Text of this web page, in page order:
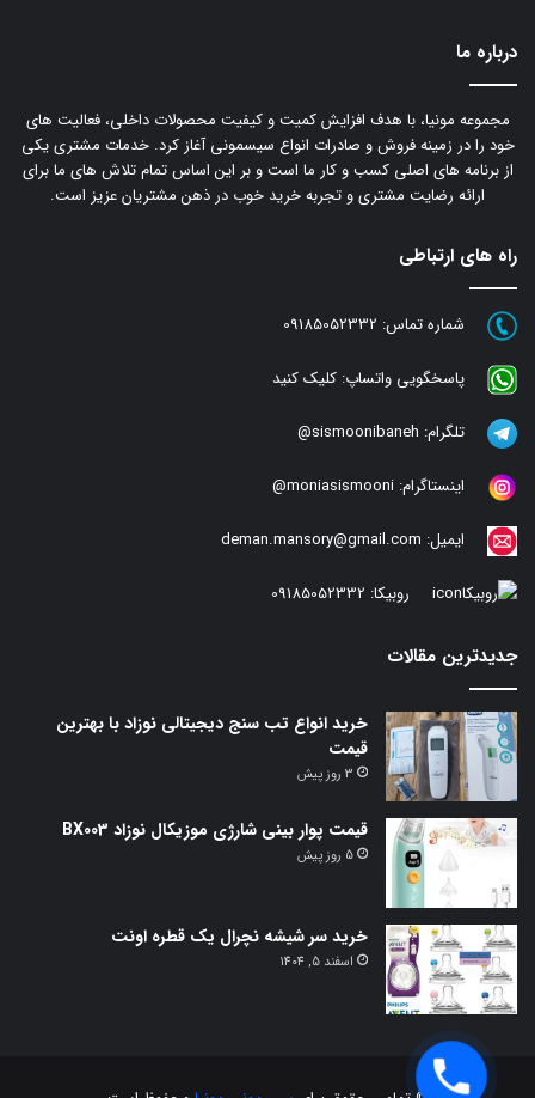
درباره ما
مجموعه مونیا، با هدف افزایش کمیت و کیفیت محصولات داخلی، فعالیت های
خود را در زمینه فروش و صادرات انواع سیسمونی آغاز کرد. خدمات مشتری یکی
از برنامه های اصلی کسب و کار ما است و بر این اساس تمام تلاش های ما برای
ارائه رضایت مشتری و تجربه خرید خوب در ذهن مشتریان عزیز است.
راه های ارتباطی
شماره تماس: 09185052332
پاسخگویی واتساپ: کلیک کنید
تلگرام: sismoonibaneh@
اینستاگرام: moniasismooni@
ایمیل: deman.mansory@gmail.com
روبیکا: 09185052332
جدیدترین مقالات
خرید انواع تب سنج دیجیتالی نوزاد با بهترین
قیمت
3 روز پیش
قیمت پوار بینی شارژی موزیکال نوزاد BX003
5 روز پیش
خرید سر شیشه نچرال یک قطره اونت
اسفند 5, 1404